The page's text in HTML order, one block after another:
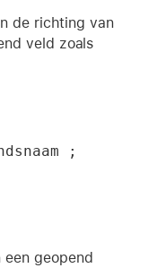
de richting van
veld zoals
;
geopend